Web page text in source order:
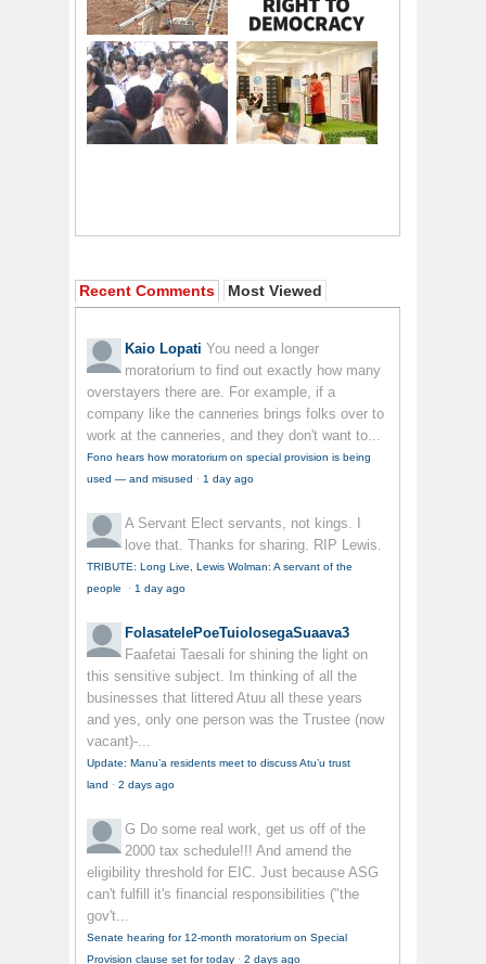
Recent Comments Most Viewed
Kaio Lopati You need a longer
moratorium to find out exactly how many
overstayers there are. For example, if a
company like the canneries brings folks over to
work at the canneries, and they don't want to...
Fono hears how moratorium on special provision is being
used — and misused · 1 day ago
A Servant Elect servants, not kings. I
love that. Thanks for sharing. RIP Lewis.
TRIBUTE: Long Live, Lewis Wolman: A servant of the
people
· 1 day ago
FolasatelePoeTuiolosegaSuaava3
Faafetai Taesali for shining the light on
this sensitive subject. Im thinking of all the
businesses that littered Atuu all these years
and yes, only one person was the Trustee (now
vacant)-...
Update: Manu’a residents meet to discuss Atu’u trust
land · 2 days ago
G Do some real work, get us off of the
2000 tax schedule!!! And amend the
eligibility threshold for EIC. Just because ASG
can't fulfill it's financial responsibilities ("the
gov't...
Senate hearing for 12-month moratorium on Special
Provision clause set for today · 2 days ago